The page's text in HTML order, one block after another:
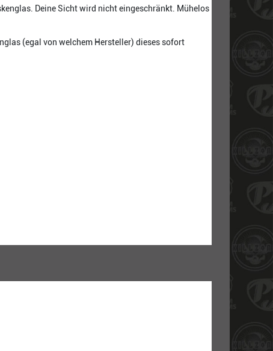
Deine Sicht wird nicht eingeschränkt. Mühelos
(egal von welchem Hersteller) dieses sofort